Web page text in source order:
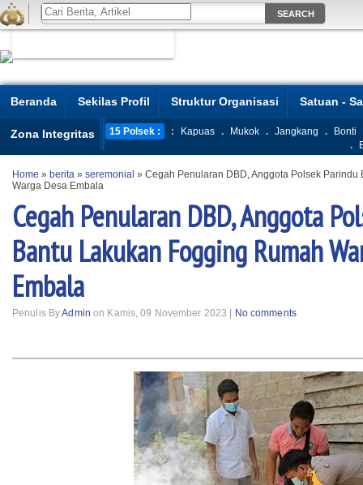
Beranda Sekilas Profil Struktur Organisasi Satuan -
Zona Integritas 15 Polsek : : Kapuas . Mukok . Jangkang .
Bonti
.
Home » berita » seremonial » Cegah Penularan DBD, Anggota Polsek
Warga Desa Embala
Cegah Penularan DBD, Anggota
Bantu Lakukan Fogging Rumah
Embala
Penulis ByAdmin on Kamis, 09 November 2023 | No comments